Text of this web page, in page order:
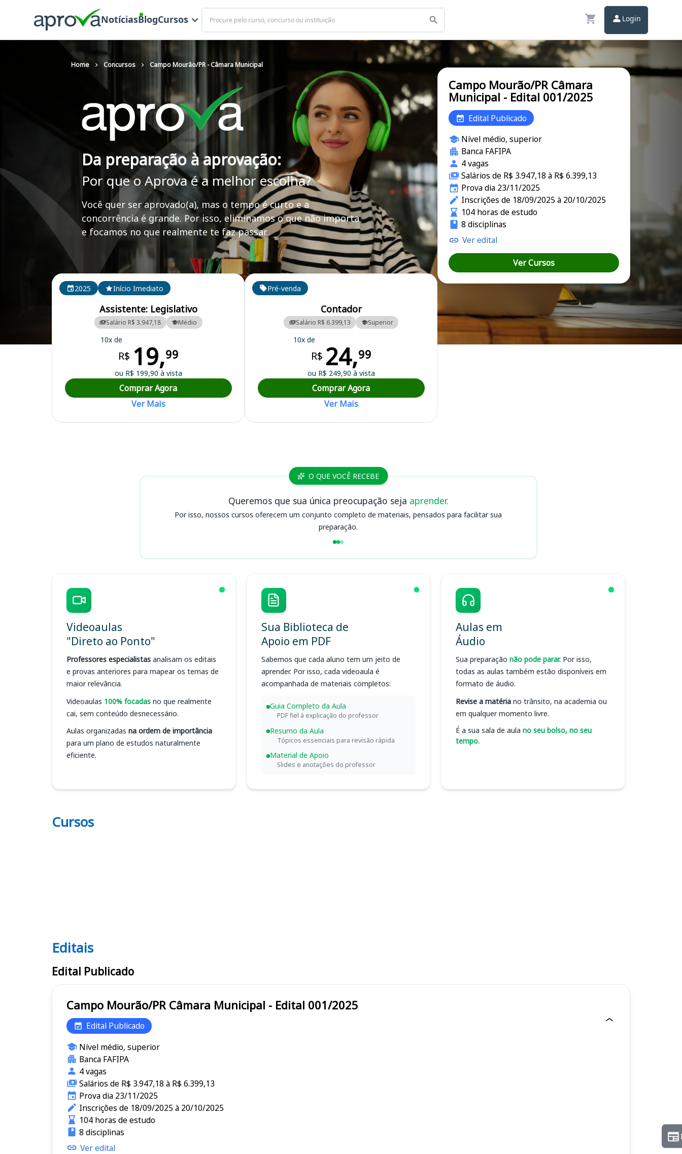
NotíciasBlogCursos
Buscar
Login
Home Concursos Campo Mourão/PR - Câmara Municipal
Da preparação à aprovação:
Por que o Aprova é a melhor escolha?
Você quer ser aprovado(a), mas o tempo é curto e a
concorrência é grande. Por isso, eliminamos o que não importa
e focamos no que realmente te faz passar.
Curso Preparatório para o Concurso Campo Mourão/PR - Câmara Municipal
Cursos em destaque para passar no concurso
2025
Início Imediato
Assistente: Legislativo
Salário R$ 3.947,18 Médio
10x de
R$ 19,99
ou R$ 199,90 à vista
Comprar Agora
Ver Mais
Pré-venda
Contador
Salário R$ 6.399,13 Superior
10x de
R$ 24,99
ou R$ 249,90 à vista
Comprar Agora
Ver Mais
Campo Mourão/PR Câmara
Municipal - Edital 001/2025
Edital Publicado
Nível médio, superior
Banca FAFIPA
4 vagas
Salários de R$ 3.947,18 à R$ 6.399,13
Prova dia 23/11/2025
Inscrições de 18/09/2025 à 20/10/2025
104 horas de estudo
8 disciplinas
Ver edital
Ver Cursos
O QUE VOCÊ RECEBE
Queremos que sua única preocupação seja aprender.
Por isso, nossos cursos oferecem um conjunto completo de materiais, pensados para facilitar sua
preparação.
Videoaulas
"Direto ao Ponto"
Professores especialistas analisam os editais
e provas anteriores para mapear os temas de
maior relevância.
Videoaulas 100% focadas no que realmente
cai, sem conteúdo desnecessário.
Aulas organizadas na ordem de importância
para um plano de estudos naturalmente
eficiente.
Sua Biblioteca de
Apoio em PDF
Sabemos que cada aluno tem um jeito de
aprender. Por isso, cada videoaula é
acompanhada de materiais completos:
Guia Completo da Aula
PDF fiel à explicação do professor
Resumo da Aula
Tópicos essenciais para revisão rápida
Material de Apoio
Slides e anotações do professor
Aulas em
Áudio
Sua preparação não pode parar. Por isso,
todas as aulas também estão disponíveis em
formato de áudio.
Revise a matéria no trânsito, na academia ou
em qualquer momento livre.
É a sua sala de aula no seu bolso, no seu
tempo.
Cursos
Editais
Editais
Edital Publicado
Campo Mourão/PR Câmara Municipal - Edital 001/2025
Edital Publicado
Nível médio, superior
Banca FAFIPA
4 vagas
Salários de R$ 3.947,18 à R$ 6.399,13
Prova dia 23/11/2025
Inscrições de 18/09/2025 à 20/10/2025
104 horas de estudo
8 disciplinas
Ver edital